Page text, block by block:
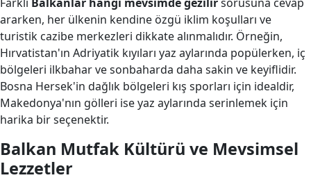
ararken, her ülkenin kendine özgü iklim koşulları ve
turistik cazibe merkezleri dikkate alınmalıdır. Örneğin,
Hırvatistan'ın Adriyatik kıyıları yaz aylarında popülerken, iç
bölgeleri ilkbahar ve sonbaharda daha sakin ve keyiflidir.
Bosna Hersek'in dağlık bölgeleri kış sporları için idealdir,
Makedonya'nın gölleri ise yaz aylarında serinlemek için
harika bir seçenektir.
Balkan Mutfak Kültürü ve Mevsimsel
Lezzetler